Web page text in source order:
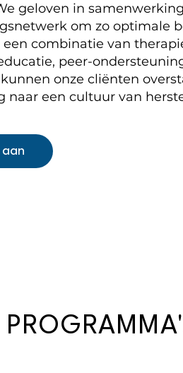
geloven in
om zo optimale
een combinatie van
peer-
onze cliënten
naar een cultuur van
aan